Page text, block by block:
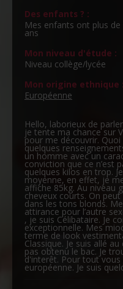
Des enfants ? :
Mes enfants ont plus de
ans
Mon niveau d'étude :
Niveau collège/lycée
Mon origine ethnique :
Européenne
Hello, laborieux de
je tente ma chance sur
pour me découvrir. Quoi
quelques
un homme avec un
conviction que ce n’est
quelques kilos en trop.
moyenne, en effet, je
affiche 85kg. Au niveau
cheveux courts. On
dans les tons blonds.
attirance pour l’autre
, je suis Célibataire. Je
exceptionnelle. Mes
terme de look
Classique. Je suis allé
pas obtenu le bac. Je
d'interêt. Pour tout
européenne. Je suis